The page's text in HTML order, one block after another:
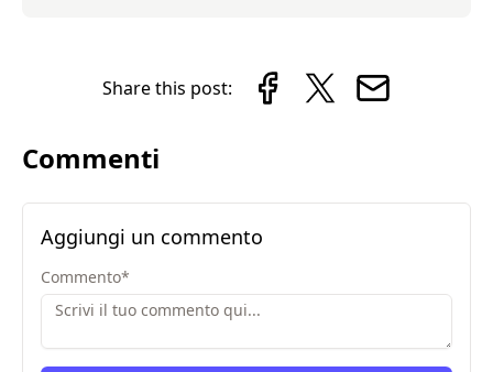
Share this post:
Commenti
Aggiungi un commento
Commento*